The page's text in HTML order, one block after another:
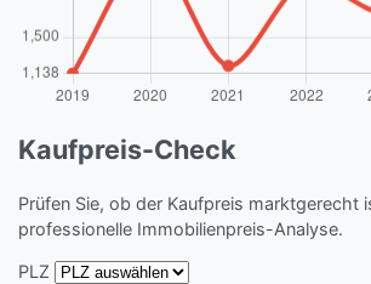
Kaufpreis-Check
Prüfen Sie, ob der Kaufpreis marktgerecht
professionelle Immobilienpreis-Analyse.
PLZ